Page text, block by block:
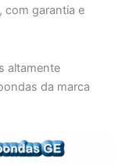
com garantia e
altamente
da marca